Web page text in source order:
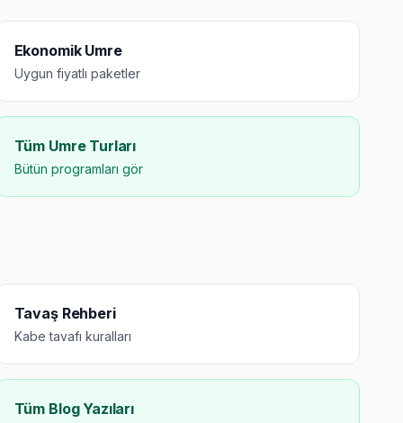
Ekonomik Umre
Uygun fiyatlı paketler
Tüm Umre Turları
Bütün programları gör
Tavaş Rehberi
Kabe tavafı kuralları
Tüm Blog Yazıları